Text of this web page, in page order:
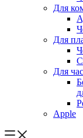
Для
Для
Для
Apple